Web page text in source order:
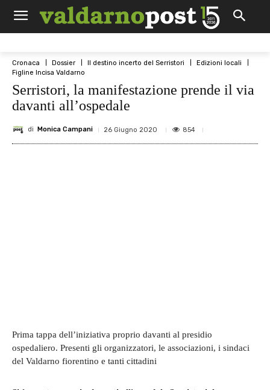
Cronaca Dossier Il destino incerto del Serristori
Edizioni locali
Figline Incisa Valdarno
Serristori, la manifestazione prende il via
davanti all’ospedale
di Monica Campani 26 Giugno 2020 854
Prima tappa dell’iniziativa proprio davanti al presidio
ospedaliero. Presenti gli organizzatori, le associazioni, i sindaci
del Valdarno fiorentino e tanti cittadini